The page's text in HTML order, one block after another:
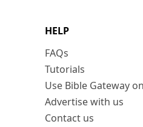
HELP
FAQs
Tutorials
Use Bible Gateway
Advertise with us
Contact us